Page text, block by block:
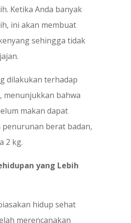
Ketika Anda banyak
ini akan membuat
sehingga tidak
dilakukan terhadap
menunjukkan bahwa
makan dapat
penurunan berat badan,
2 kg.
yang Lebih
hidup sehat
merencanakan